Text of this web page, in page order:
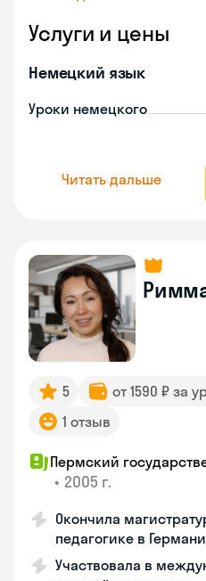
Услуги и цены
Немецкий язык
Уроки немецкого
Читать дальше
5 от 1590 ₽ за
1 отзыв
Пермский
• 2005 г.
Окончила
педагогике в
Участвовала в